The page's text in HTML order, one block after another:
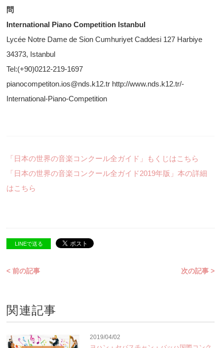
問
International Piano Competition Istanbul
Lycée Notre Dame de Sion Cumhuriyet Caddesi 127 Harbiye
34373, Istanbul
Tel:(+90)0212-219-1697
pianocompetiton.ios@nds.k12.tr http://www.nds.k12.tr/-
International-Piano-Competition
「日本の世界の音楽コンクール全ガイド」もくじはこちら
「日本の世界の音楽コンクール全ガイド2019年版」本の詳細
はこちら
LINEで送る
< 前の記事 次の記事 >
関連記事
2019/04/02